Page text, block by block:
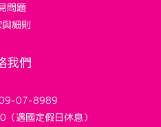
問題
細則
我們
07-8989
遇國定假日休息）